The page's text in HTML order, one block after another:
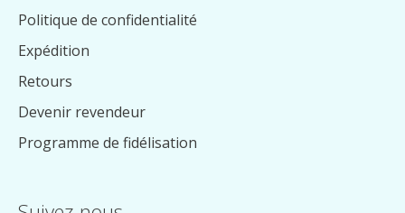
Politique de confidentialité
Expédition
Retours
Devenir revendeur
Programme de fidélisation